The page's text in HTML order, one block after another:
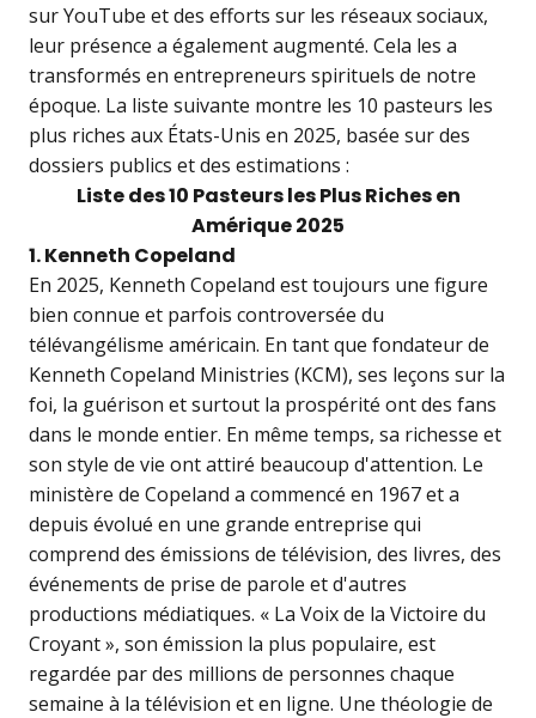
sur YouTube et des efforts sur les réseaux sociaux,
leur présence a également augmenté. Cela les a
transformés en entrepreneurs spirituels de notre
époque. La liste suivante montre les 10 pasteurs les
plus riches aux États-Unis en 2025, basée sur des
dossiers publics et des estimations :
Liste des 10 Pasteurs les Plus Riches en
Amérique 2025
1. Kenneth Copeland
En 2025, Kenneth Copeland est toujours une figure
bien connue et parfois controversée du
télévangélisme américain. En tant que fondateur de
Kenneth Copeland Ministries (KCM), ses leçons sur la
foi, la guérison et surtout la prospérité ont des fans
dans le monde entier. En même temps, sa richesse et
son style de vie ont attiré beaucoup d'attention. Le
ministère de Copeland a commencé en 1967 et a
depuis évolué en une grande entreprise qui
comprend des émissions de télévision, des livres, des
événements de prise de parole et d'autres
productions médiatiques. « La Voix de la Victoire du
Croyant », son émission la plus populaire, est
regardée par des millions de personnes chaque
semaine à la télévision et en ligne. Une théologie de